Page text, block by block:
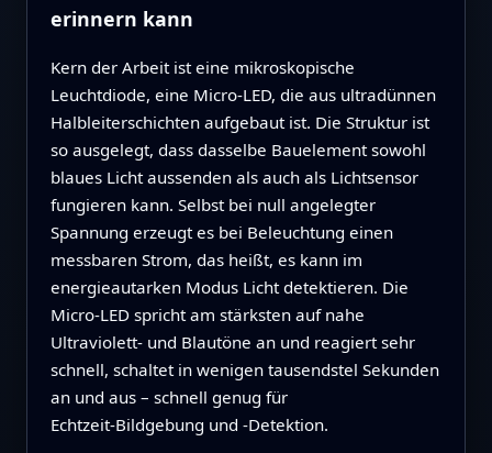
erinnern kann
Kern der Arbeit ist eine mikroskopische
Leuchtdiode, eine Micro‑LED, die aus ultradünnen
Halbleiterschichten aufgebaut ist. Die Struktur ist
so ausgelegt, dass dasselbe Bauelement sowohl
blaues Licht aussenden als auch als Lichtsensor
fungieren kann. Selbst bei null angelegter
Spannung erzeugt es bei Beleuchtung einen
messbaren Strom, das heißt, es kann im
energieautarken Modus Licht detektieren. Die
Micro‑LED spricht am stärksten auf nahe
Ultraviolett‑ und Blautöne an und reagiert sehr
schnell, schaltet in wenigen tausendstel Sekunden
an und aus – schnell genug für
Echtzeit‑Bildgebung und -Detektion.